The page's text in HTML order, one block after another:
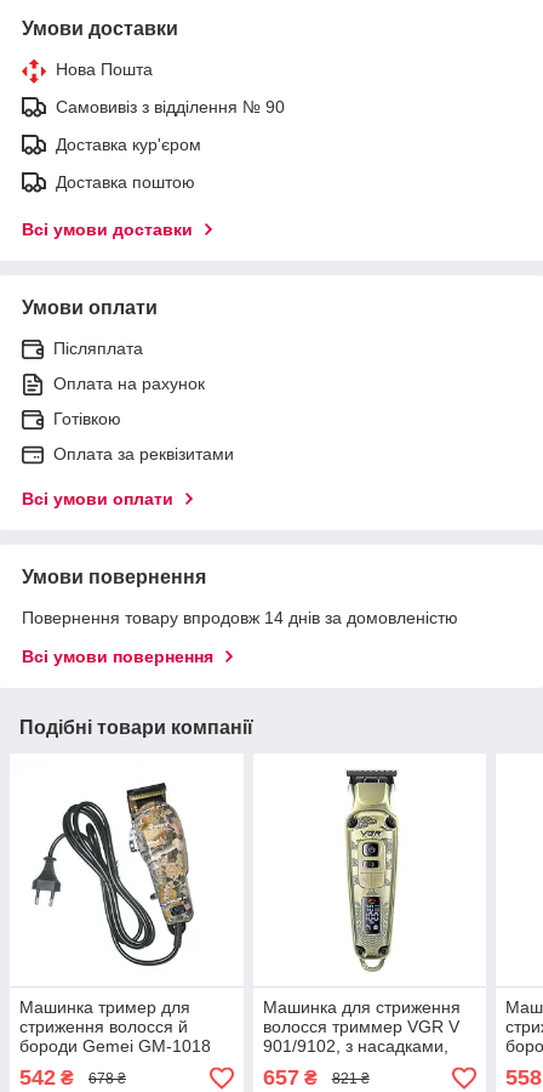
Умови доставки
Нова Пошта
Самовивіз з відділення № 90
Доставка кур'єром
Доставка поштою
Всі умови доставки
Умови оплати
Післяплата
Оплата на рахунок
Готівкою
Оплата за реквізитами
Всі умови оплати
Умови повернення
Повернення товару впродовж 14 днів за домовленістю
Всі умови повернення
Подібні товари компанії
Машинка тример для
стриження волосся й
бороди Gemei GM-1018
542 ₴ 678 ₴
Машинка для стриження
волосся триммер VGR V
901/9102, з насадками,
золотиста (9102 V 901)
657₴ 821 ₴ 558